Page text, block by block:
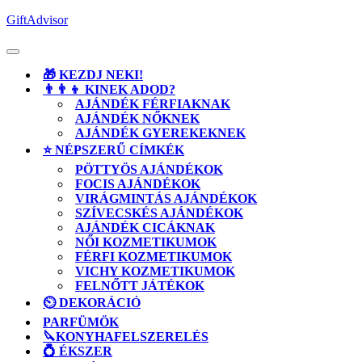
Skip
content
GiftAdvisor
Open
🎁 KEZDJ NEKI!
👨‍👨‍👦 KINEK ADOD?
AJÁNDÉK FÉRFIAKNAK
AJÁNDÉK NŐKNEK
AJÁNDÉK GYEREKEKNEK
⭐ NÉPSZERŰ CÍMKÉK
PÖTTYÖS AJÁNDÉKOK
FOCIS AJÁNDÉKOK
VIRÁGMINTÁS AJÁNDÉKOK
SZÍVECSKÉS AJÁNDÉKOK
AJÁNDÉK CICÁKNAK
NŐI KOZMETIKUMOK
FÉRFI KOZMETIKUMOK
VICHY KOZMETIKUMOK
FELNŐTT JÁTÉKOK
⏲️ DEKORÁCIÓ
PARFÜMÖK
🔪KONYHAFELSZERELÉS
💍 ÉKSZER